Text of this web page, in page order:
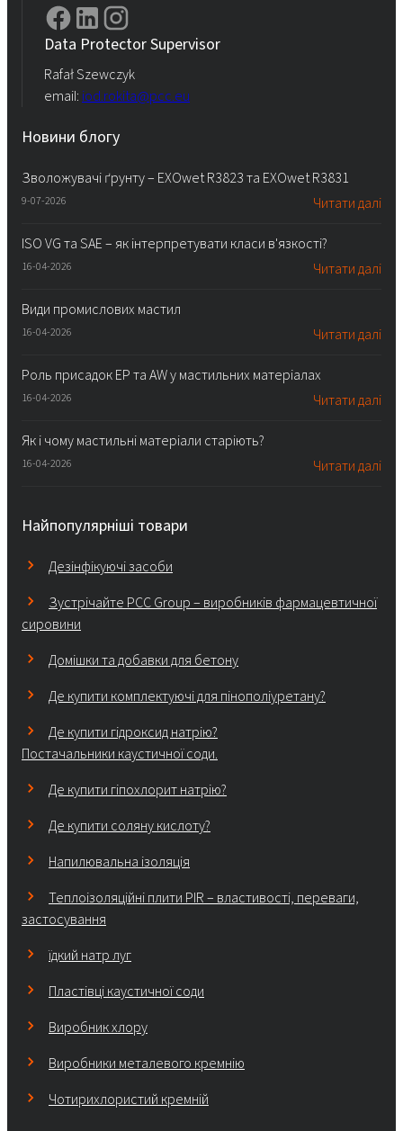
Data Protector Supervisor
Rafał Szewczyk
email: iod.rokita@pcc.eu
Новини блогу
Зволожувачі ґрунту – EXOwet R3823 та EXOwet R3831
9-07-2026 Читати далі
ISO VG та SAE – як інтерпретувати класи в'язкості?
16-04-2026 Читати далі
Види промислових мастил
16-04-2026 Читати далі
Роль присадок EP та AW у мастильних матеріалах
16-04-2026 Читати далі
Як і чому мастильні матеріали старіють?
16-04-2026 Читати далі
Найпопулярніші товари
Дезінфікуючі засоби
Зустрічайте PCC Group – виробників фармацевтичної
сировини
Домішки та добавки для бетону
Де купити комплектуючі для пінополіуретану?
Де купити гідроксид натрію?
Постачальники каустичної соди.
Де купити гіпохлорит натрію?
Де купити соляну кислоту?
Напилювальна ізоляція
Теплоізоляційні плити PIR – властивості, переваги,
застосування
їдкий натр луг
Пластівці каустичної соди
Виробник хлору
Виробники металевого кремнію
Чотирихлористий кремній